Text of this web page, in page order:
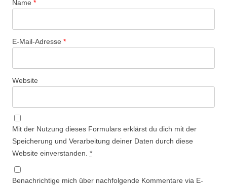
Name *
E-Mail-Adresse *
Website
Mit der Nutzung dieses Formulars erklärst du dich mit der
Speicherung und Verarbeitung deiner Daten durch diese
Website einverstanden. *
Benachrichtige mich über nachfolgende Kommentare via E-